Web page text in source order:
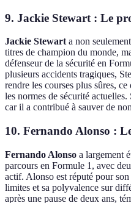
9. Jackie Stewart : Le
Jackie Stewart a non
titres de champion du monde,
défenseur de la sécurité en
plusieurs accidents tragiques,
rendre les courses plus sûres,
les normes de sécurité
car il a contribué à sauver de
10. Fernando Alonso :
Fernando Alonso a largement
parcours en Formule 1, avec
actif. Alonso est réputé pour son
limites et sa polyvalence sur
après une pause de deux ans,